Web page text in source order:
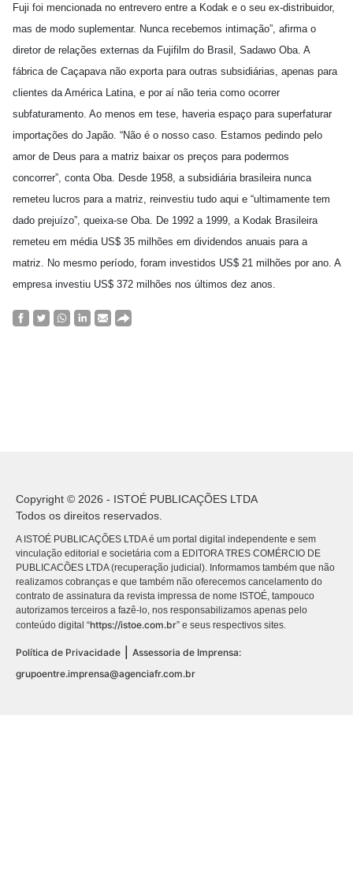
Fuji foi mencionada no entrevero entre a Kodak e o seu ex-distribuidor,
mas de modo suplementar. Nunca recebemos intimação”, afirma o
diretor de relações externas da Fujifilm do Brasil, Sadawo Oba. A
fábrica de Caçapava não exporta para outras subsidiárias, apenas para
clientes da América Latina, e por aí não teria como ocorrer
subfaturamento. Ao menos em tese, haveria espaço para superfaturar
importações do Japão. “Não é o nosso caso. Estamos pedindo pelo
amor de Deus para a matriz baixar os preços para podermos
concorrer”, conta Oba. Desde 1958, a subsidiária brasileira nunca
remeteu lucros para a matriz, reinvestiu tudo aqui e “ultimamente tem
dado prejuízo”, queixa-se Oba. De 1992 a 1999, a Kodak Brasileira
remeteu em média US$ 35 milhões em dividendos anuais para a
matriz. No mesmo período, foram investidos US$ 21 milhões por ano. A
empresa investiu US$ 372 milhões nos últimos dez anos.
Copyright © 2026 - ISTOÉ PUBLICAÇÕES LTDA
Todos os direitos reservados.
A ISTOÉ PUBLICAÇÕES LTDA é um portal digital independente e sem
vinculação editorial e societária com a EDITORA TRES COMÉRCIO DE
PUBLICACÕES LTDA (recuperação judicial). Informamos também que não
realizamos cobranças e que também não oferecemos cancelamento do
contrato de assinatura da revista impressa de nome ISTOÉ, tampouco
autorizamos terceiros a fazê-lo, nos responsabilizamos apenas pelo
conteúdo digital “https://istoe.com.br” e seus respectivos sites.
Política de Privacidade
Assessoria de Imprensa:
grupoentre.imprensa@agenciafr.com.br